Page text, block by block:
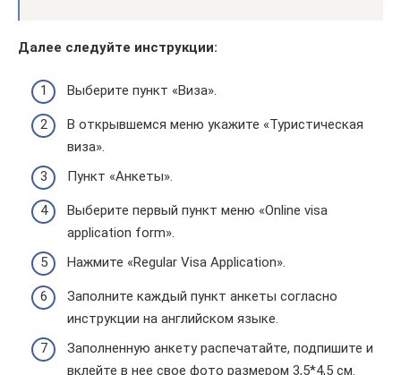
Далее следуйте инструкции:
Выберите пункт «Виза».
В открывшемся меню укажите «Туристическая
виза».
Пункт «Анкеты».
Выберите первый пункт меню «Online visa
application form».
Нажмите «Regular Visa Application».
Заполните каждый пункт анкеты согласно
инструкции на английском языке.
Заполненную анкету распечатайте, подпишите и
вклейте в нее свое фото размером 3,5*4,5 см.